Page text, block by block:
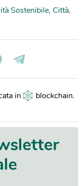
Sostenibile, Città,
in blockchain.